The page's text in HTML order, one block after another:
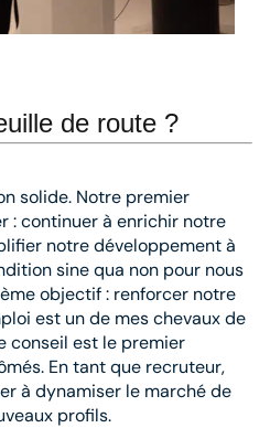
de route ?
solide. Notre premier
: continuer à enrichir notre
notre développement à
sine qua non pour nous
objectif : renforcer notre
est un de mes chevaux de
conseil est le premier
En tant que recruteur,
à dynamiser le marché de
profils.